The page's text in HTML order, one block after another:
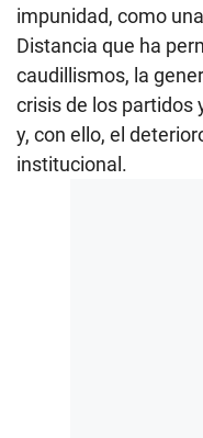
impunidad, como
Distancia que ha
caudillismos, la
crisis de los partidos
y, con ello, el
institucional.